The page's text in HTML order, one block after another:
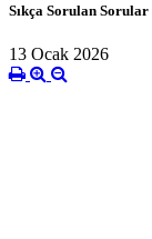
Sıkça Sorulan Sorular
13 Ocak 2026